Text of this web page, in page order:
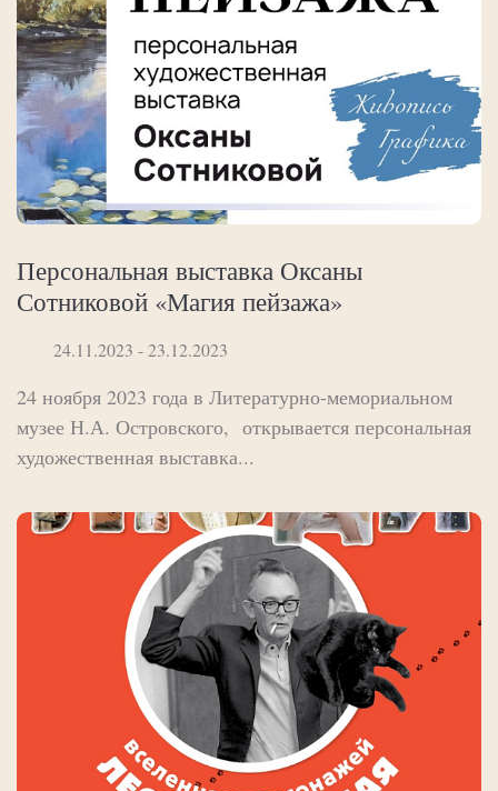
Персональная выставка Оксаны
Сотниковой «Магия пейзажа»
24.11.2023 - 23.12.2023
24 ноября 2023 года в Литературно-мемориальном
музее Н.А. Островского, открывается персональная
художественная выставка...